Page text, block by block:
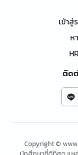
เข้า
ห
ติดต่
Copyright ©